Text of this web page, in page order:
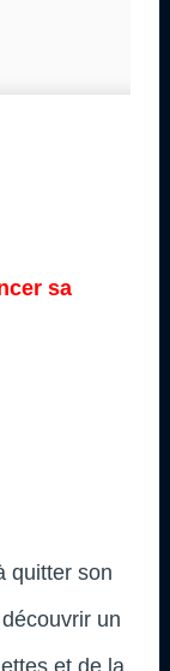
sa
quitter son
un